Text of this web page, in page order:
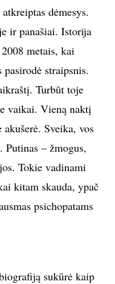
dėmesys.
ir panašiai. Istorija
metais, kai
straipsnis.
Turbūt toje
vaikai. Vieną naktį
Sveika, vos
Putinas – žmogus,
Tokie vadinami
kitam skauda, ypač
psichopatams
sukūrė kaip